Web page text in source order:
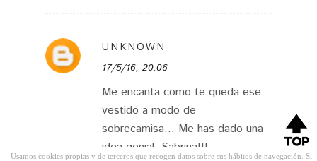
UNKNOWN
17/5/16, 20:06
Me encanta como te queda ese
vestido a modo de
sobrecamisa... Me has dado una
idea genial, Sabrina!!!
Usamos cookies propias y de terceros que recogen datos sobre sus hábitos de navegación. Si